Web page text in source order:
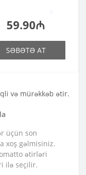
59.90₼
SƏBƏTƏ AT
üçün son
xoş gəlmisiniz.
ətirləri
ilə seçilir.